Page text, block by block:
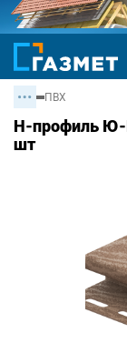
ПВХ
H-профиль Ю-
шт